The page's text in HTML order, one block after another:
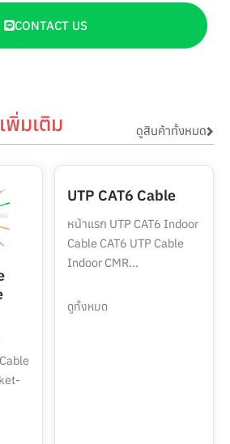
CONTACT US
พิ่มเติม ดูสินค้าทั้งหมด
UTP CAT6 Cable
หน้าแรก UTP CAT6 Indoor
Cable CAT6 UTP Cable
Indoor CMR...
ดูทั้งหมด